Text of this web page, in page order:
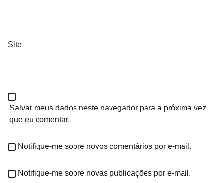
Site
Salvar meus dados neste navegador para a próxima vez
que eu comentar.
Notifique-me sobre novos comentários por e-mail.
Notifique-me sobre novas publicações por e-mail.